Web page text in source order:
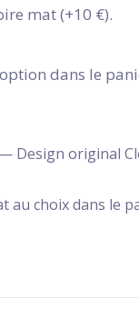
mat (+10 €).
dans le
Design original
au choix dans le